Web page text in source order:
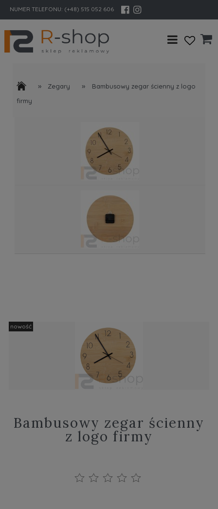
NUMER TELEFONU: (+48) 515 052 606
» Zegary »
Bambusowy zegar ścienny z logo
firmy
nowość
Bambusowy zegar ścienny
z logo firmy